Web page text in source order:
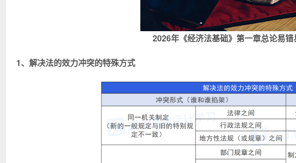
2026年《经济法基础》第一章总论易
1、解决法的效力冲突的特殊方式